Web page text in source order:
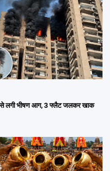
से लगी भीषण आग, 3 फ्लैट जलकर खाक